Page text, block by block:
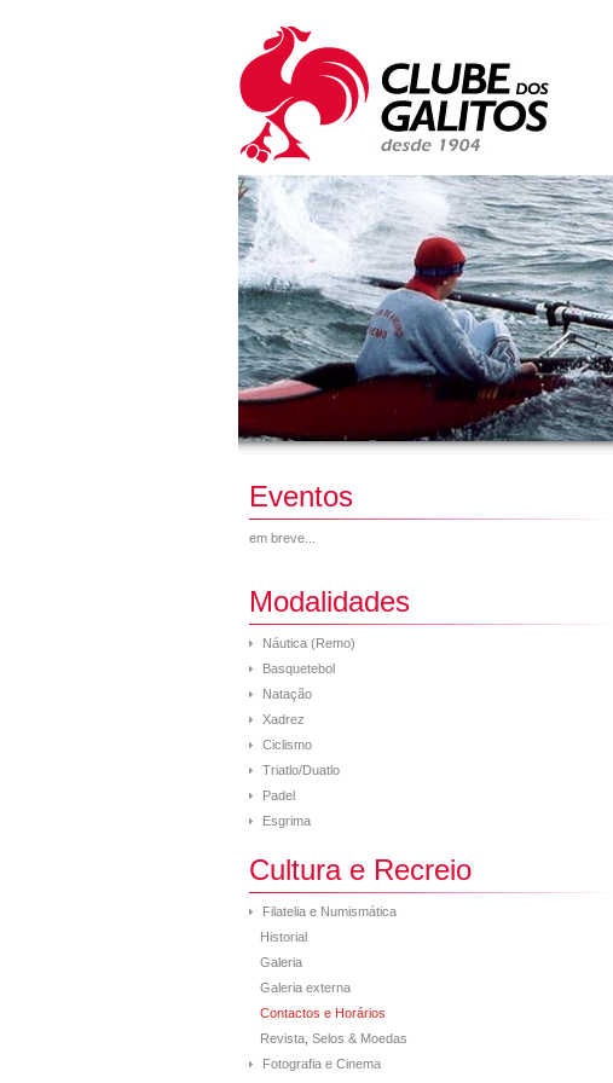
Eventos
em breve...
Modalidades
Náutica (Remo)
Basquetebol
Natação
Xadrez
Ciclismo
Triatlo/Duatlo
Padel
Esgrima
Cultura e Recreio
Filatelia e Numismática
Historial
Galeria
Galeria externa
Contactos e Horários
Revista, Selos & Moedas
Fotografia e Cinema